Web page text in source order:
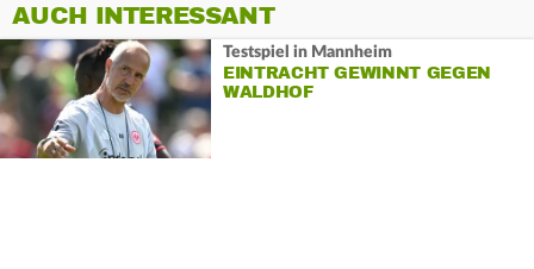
AUCH INTERESSANT
Testspiel in Mannheim
EINTRACHT GEWINNT GEGEN
WALDHOF